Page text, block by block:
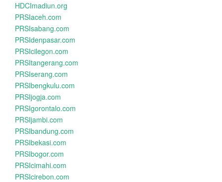
HDCImadiun.org
PRSIaceh.com
PRSIsabang.com
PRSIdenpasar.com
PRSIcilegon.com
PRSItangerang.com
PRSIserang.com
PRSIbengkulu.com
PRSIjogja.com
PRSIgorontalo.com
PRSIjambi.com
PRSIbandung.com
PRSIbekasi.com
PRSIbogor.com
PRSIcimahi.com
PRSIcirebon.com